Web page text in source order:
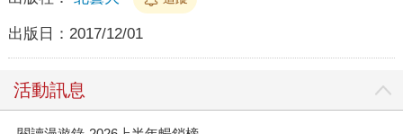
出版日： 2017/12/01
活動訊息